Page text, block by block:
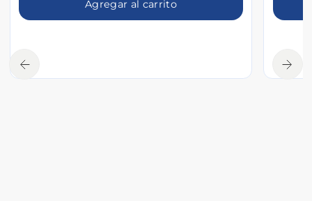
Agregar al carrito